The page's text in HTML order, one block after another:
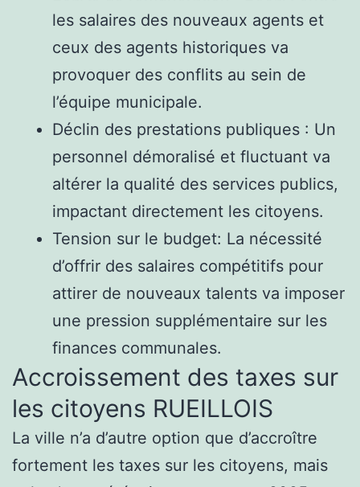
les salaires des nouveaux agents et
ceux des agents historiques va
provoquer des conflits au sein de
l’équipe municipale.
Déclin des prestations publiques : Un
personnel démoralisé et fluctuant va
altérer la qualité des services publics,
impactant directement les citoyens.
Tension sur le budget: La nécessité
d’offrir des salaires compétitifs pour
attirer de nouveaux talents va imposer
une pression supplémentaire sur les
finances communales.
Accroissement des taxes sur
les citoyens RUEILLOIS
La ville n’a d’autre option que d’accroître
fortement les taxes sur les citoyens, mais